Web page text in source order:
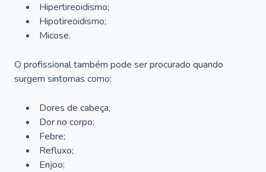
Hipertireoidismo;
Hipotireoidismo;
Micose.
O profissional também pode ser procurado quando
surgem sintomas como:
Dores de cabeça;
Dor no corpo;
Febre;
Refluxo;
Enjoo;